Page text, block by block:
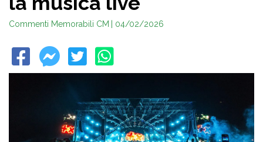
Commenti Memorabili CM | 04/02/2026